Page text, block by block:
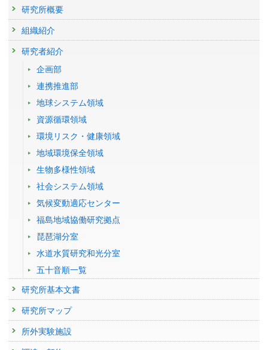
予稿集名 :-
研究発表
Socioeconomic Impacts from Shifting to Sustainable Food
Consumption towards Indonesia's Net Zero Emission
学会等名称 :
(ICLCA) (2024)
研究発表
Socioeconomic Impacts from Shifting to Sustainable Food
Consumption towards Indonesia's Net Zero Emission
発表者 :Rossita A.(ROSSITA Annuri)
予稿集名 :-
研究講演
Scenario Analysis using AIM Indonesia: Low-Carbon
Assessment on Land and Food
学会等名称 :JICA Training "Capacity Development for Progression of
Nationally Determined Contribution under the Paris Agreement" (2024)
Indonesia's Low carbon Assessment on Land and Food
System (AIM Activities in Indonesia)
発表者 :Rossita A.(ROSSITA Annuri)
(IBAQ) Seminar on "Co-benefit Approach" (2024)
予稿集名 :-
研究所概要
組織紹介
研究者紹介
企画部
連携推進部
地球システム領域
資源循環領域
環境リスク・健康領域
地域環境保全領域
生物多様性領域
社会システム領域
気候変動適応センター
福島地域協働研究拠点
琵琶湖分室
水道水質研究和光分室
五十音順一覧
研究所基本文書
研究所マップ
所外実験施設